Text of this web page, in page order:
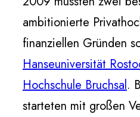
ambitionierte
finanziellen Gründen
Hanseuniversität
Hochschule Bruchsal.
starteten mit großen